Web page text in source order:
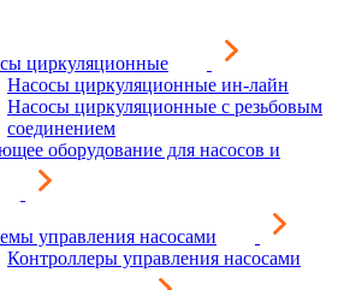
циркуляционные
Насосы циркуляционные ин-лайн
Насосы циркуляционные с резьбовым
соединением
оборудование для насосов и
управления насосами
Контроллеры управления насосами